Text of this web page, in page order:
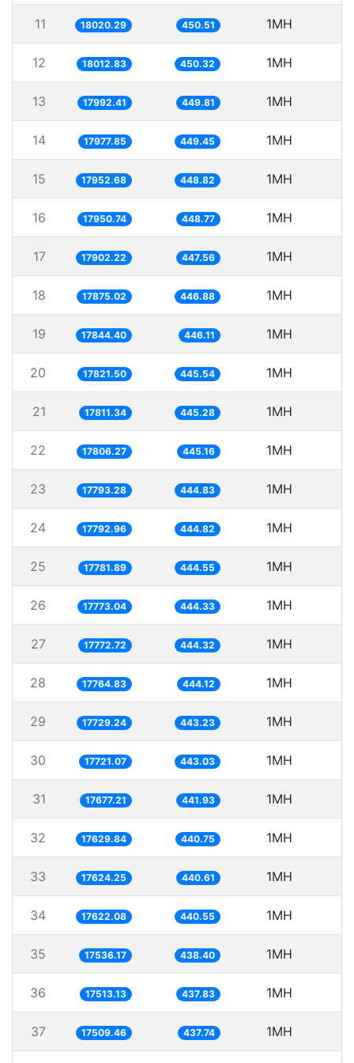
11 18020.29 450.51 1MH
12 18012.83 450.32 1MH
13 17992.41 449.81 1MH
14 17977.85 449.45 1MH
15 17952.68 448.82 1MH
16 17950.74 448.77 1MH
17 17902.22 447.56 1MH
18 17875.02 446.88 1MH
19 17844.40 446.11 1MH
20 17821.50 445.54 1MH
21 17811.34 445.28 1MH
22 17806.27 445.16 1MH
23 17793.28 444.83 1MH
24 17792.96 444.82 1MH
25 17781.89 444.55 1MH
26 17773.04 444.33 1MH
27 17772.72 444.32 1MH
28 17764.83 444.12 1MH
29 17729.24 443.23 1MH
30 17721.07 443.03 1MH
31 17677.21 441.93 1MH
32 17629.84 440.75 1MH
33 17624.25 440.61 1MH
34 17622.08 440.55 1MH
35 17536.17 438.40 1MH
36 17513.13 437.83 1MH
37 17509.46 437.74 1MH